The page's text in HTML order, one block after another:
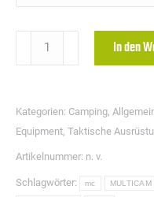
HOSE
EXTREME
WEATHER
GEN.3
CLASS
In den
Kategorien: Camping,
Equipment, Taktische
Artikelnummer: n. v.
Schlagwörter: mc MULTICAM